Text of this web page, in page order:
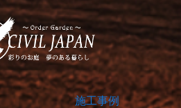
施工事例